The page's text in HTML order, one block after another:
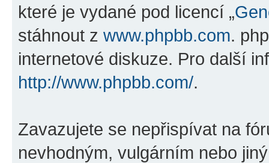
které je vydané pod licencí „
stáhnout z www.phpbb.com.
internetové diskuze. Pro další
http://www.phpbb.com/.
Zavazujete se nepřispívat na
nevhodným, vulgárním nebo